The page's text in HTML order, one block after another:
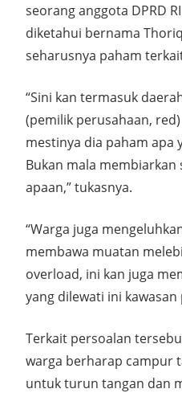
seorang anggota DPRD
diketahui bernama
seharusnya paham
“Sini kan termasuk
(pemilik perusahaan,
mestinya dia paham apa
Bukan mala
apaan,” tukasnya.
“Warga juga
membawa muatan
overload, ini kan juga
yang dilewati ini
Terkait persoalan
warga berharap campur
untuk turun tangan dan